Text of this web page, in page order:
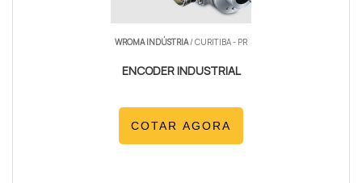
WROMA INDÚSTRIA/ CURITIBA - PR
ENCODER INDUSTRIAL
COTAR AGORA